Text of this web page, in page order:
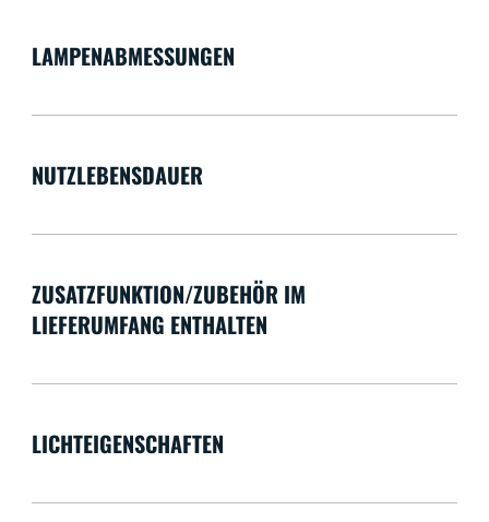
LAMPENABMESSUNGEN
NUTZLEBENSDAUER
ZUSATZFUNKTION/ZUBEHÖR IM
LIEFERUMFANG ENTHALTEN
LICHTEIGENSCHAFTEN